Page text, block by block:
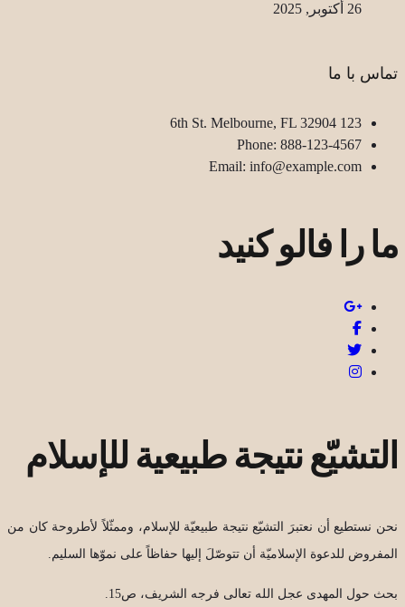
26 أكتوبر, 2025
تماس با ما
123 6th St. Melbourne, FL 32904
Phone: 888-123-4567
Email: info@example.com
ما را فالو کنید
التشيّع نتيجة طبيعية للإسلام
نحن نستطيع أن نعتبرَ التشيّع نتيجة طبيعيّة للإسلام، وممثّلاً لأطروحة كان من
المفروض للدعوة الإسلاميّة أن تتوصّلَ إليها حفاظاً على نموّها السليم.
بحث حول المهدی عجل الله تعالی فرجه الشریف، ص15.